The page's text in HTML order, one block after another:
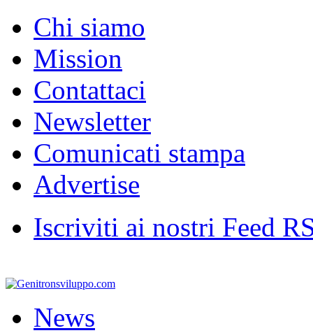
Chi siamo
Mission
Contattaci
Newsletter
Comunicati stampa
Advertise
Iscriviti ai nostri Feed
News